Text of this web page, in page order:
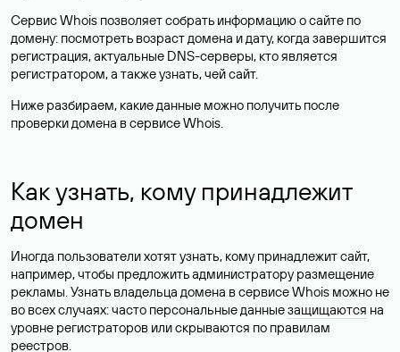
Сервис Whois позволяет собрать информацию о сайте по
домену: посмотреть возраст домена и дату, когда завершится
регистрация, актуальные DNS-серверы, кто является
регистратором, а также узнать, чей сайт.
Ниже разбираем, какие данные можно получить после
проверки домена в сервисе Whois.
Как узнать, кому принадлежит
домен
Иногда пользователи хотят узнать, кому принадлежит сайт,
например, чтобы предложить администратору размещение
рекламы. Узнать владельца домена в сервисе Whois можно не
во всех случаях: часто персональные данныезащищаются на
уровне регистраторов или скрываются по правилам
реестров.